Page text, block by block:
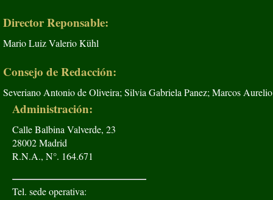
Director Reponsable:
Mario Luiz Valerio Kühl
Consejo de Redacción:
Severiano Antonio de Oliveira; Silvia Gabriela Panez; Marcos
Administración:
Calle Balbina Valverde, 23
28002 Madrid
R.N.A., N°. 164.671
Tel. sede operativa: